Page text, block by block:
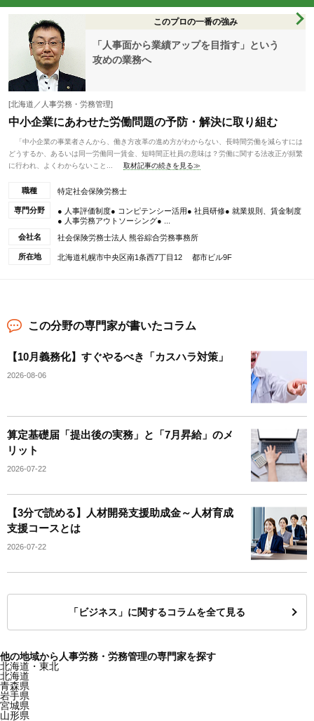
このプロの一番の強み
「人事面から業績アップを目指す」という
攻めの業務へ
[北海道／人事労務・労務管理]
中小企業にあわせた労働問題の予防・解決に取り組む
「中小企業の事業者さんから、働き方改革の進め方がわからない、長時間労働を減らすには
どうするか、あるいは同一労働同一賃金、短時間正社員の意味は？労働に関する法改正が頻繁
に行われ、よくわからないこと...
取材記事の続きを見る≫
職種 特定社会保険労務士
専門分野
● 人事評価制度● コンピテンシー活用● 社員研修● 就業規則、賃金制度
● 人事労務アウトソーシング● ...
会社名
社会保険労務士法人 熊谷綜合労務事務所
所在地 北海道札幌市中央区南1条西7丁目12 都市ビル9F
この分野の専門家が書いたコラム
【10月義務化】すぐやるべき「カスハラ対策」
2026-08-06
算定基礎届「提出後の実務」と「7月昇給」のメ
リット
2026-07-22
【3分で読める】人材開発支援助成金～人材育成
支援コースとは
2026-07-22
「ビジネス」に関するコラムを全て見る
他の地域から人事労務・労務管理の専門家を探す
北海道・東北
北海道
青森県
岩手県
宮城県
山形県